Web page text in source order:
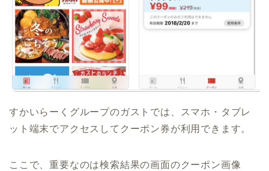
すかいらーくグループのガストでは、スマホ・タブレ
ット端末でアクセスしてクーポン券が利用できます。
ここで、重要なのは検索結果の画面のクーポン画像